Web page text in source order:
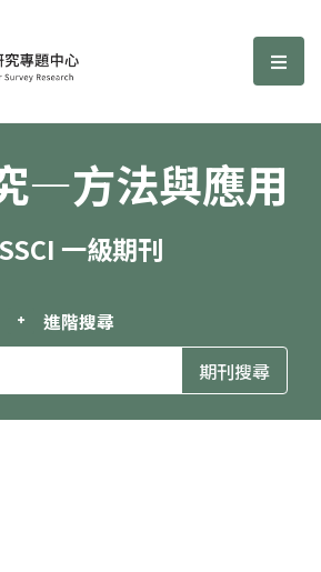
法與應用期刊 選
—方法與應用
一級期刊
進階搜尋